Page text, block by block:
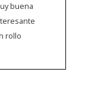
buena
rollo